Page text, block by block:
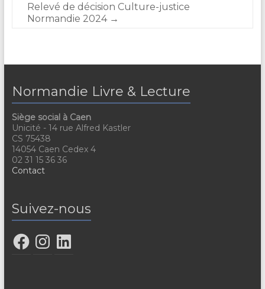
Relevé de décision Culture-justice
Normandie 2024 →
Normandie Livre & Lecture
Siège social à Caen
Unicité - 14 rue Alfred Kastler
CS 75438
14054 Caen Cedex 4
02 31 15 36 36
Contact
Suivez-nous